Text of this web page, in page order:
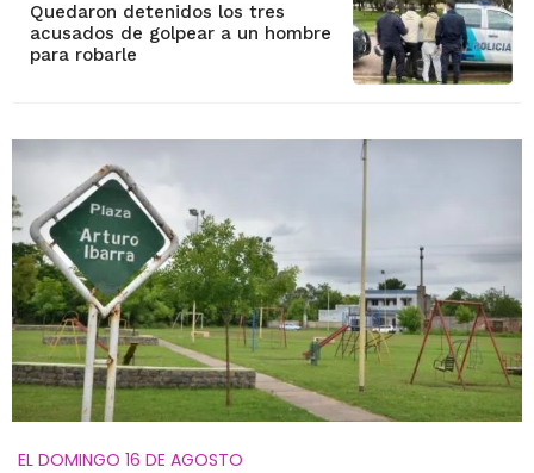
Quedaron detenidos los tres
acusados de golpear a un hombre
para robarle
EL DOMINGO 16 DE AGOSTO